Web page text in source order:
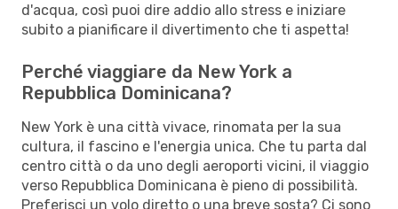
d'acqua, così puoi dire addio allo stress e iniziare
subito a pianificare il divertimento che ti aspetta!
Perché viaggiare da New York a
Repubblica Dominicana?
New York è una città vivace, rinomata per la sua
cultura, il fascino e l'energia unica. Che tu parta dal
centro città o da uno degli aeroporti vicini, il viaggio
verso Repubblica Dominicana è pieno di possibilità.
Preferisci un volo diretto o una breve sosta? Ci sono